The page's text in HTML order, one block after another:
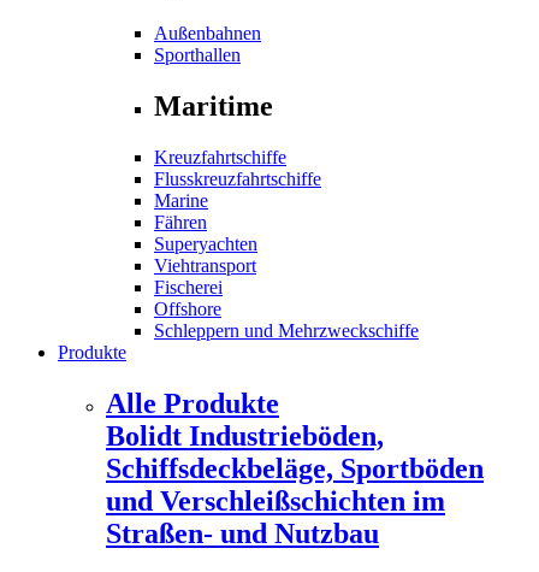
Außenbahnen
Sporthallen
Maritime
Kreuzfahrtschiffe
Flusskreuzfahrtschiffe
Marine
Fähren
Superyachten
Viehtransport
Fischerei
Offshore
Schleppern und Mehrzweckschiffe
Produkte
Alle Produkte
Bolidt Industrieböden,
Schiffsdeckbeläge, Sportböden
und Verschleißschichten im
Straßen- und Nutzbau